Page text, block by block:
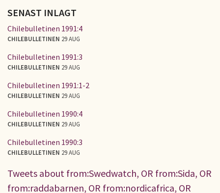
SENAST INLAGT
Chilebulletinen 1991:4
CHILEBULLETINEN 29 AUG
Chilebulletinen 1991:3
CHILEBULLETINEN 29 AUG
Chilebulletinen 1991:1-2
CHILEBULLETINEN 29 AUG
Chilebulletinen 1990:4
CHILEBULLETINEN 29 AUG
Chilebulletinen 1990:3
CHILEBULLETINEN 29 AUG
Tweets about from:Swedwatch, OR from:Sida, OR
from:raddabarnen, OR from:nordicafrica, OR